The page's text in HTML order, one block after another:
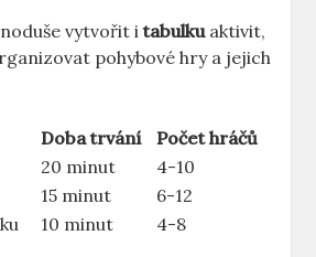
vytvořit itabulkuaktivit,
pohybové hry a jejich
Doba trvání
Počet hráčů
20 minut
4-10
15 minut
6-12
10 minut 4-8